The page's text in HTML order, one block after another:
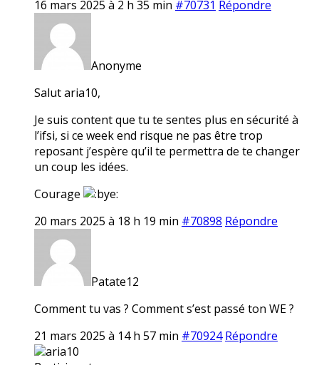
16 mars 2025 à 2 h 35 min #70731 Répondre
Anonyme
Salut aria10,
Je suis content que tu te sentes plus en sécurité à
l’ifsi, si ce week end risque ne pas être trop
reposant j’espère qu’il te permettra de te changer
un coup les idées.
Courage
20 mars 2025 à 18 h 19 min #70898 Répondre
Patate12
Comment tu vas ? Comment s’est passé ton WE ?
21 mars 2025 à 14 h 57 min #70924 Répondre
aria10